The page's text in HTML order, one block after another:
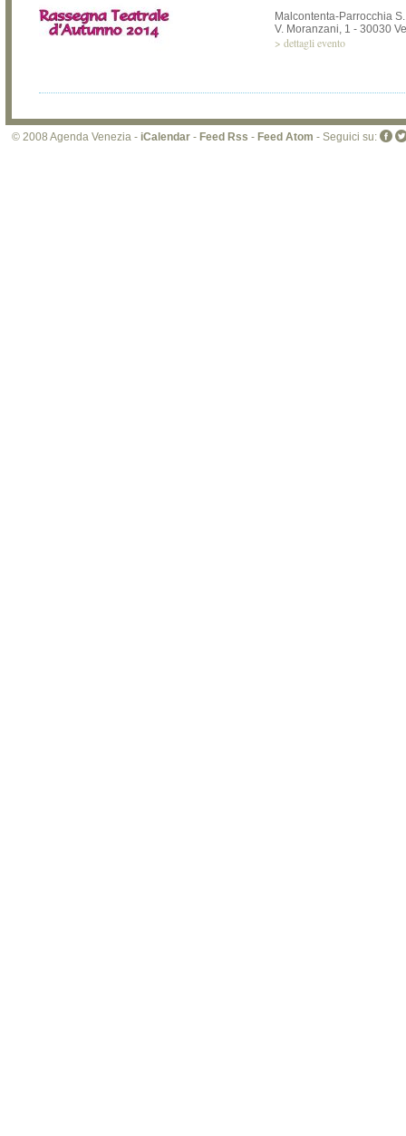
Malcontenta-Parrocchia
V. Moranzani, 1 - 30030
> dettagli evento
© 2008 Agenda Venezia - iCalendar - Feed Rss - Feed Atom - Seguici su: